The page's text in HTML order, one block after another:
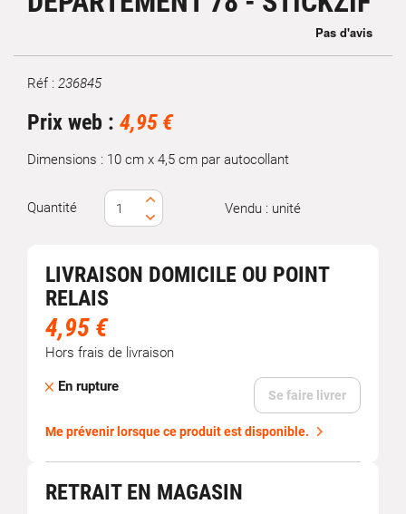
Marque
Réf : 236845
Prix web : 4,95 €
Dimensions : 10 cm x 4,5 cm par autocollant
Quantité Vendu : unité
LIVRAISON DOMICILE OU POINT
RELAIS
4,95 €
Hors frais de livraison
En rupture
Se faire livrer
Me prévenir lorsque ce produit est disponible.
RETRAIT EN MAGASIN